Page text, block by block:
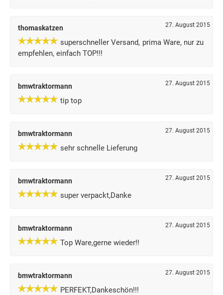
thomaskatzen 27. August 2015
superschneller Versand, prima Ware, nur zu
empfehlen, einfach TOP!!!
bmwtraktormann 27. August 2015
tip top
bmwtraktormann 27. August 2015
sehr schnelle Lieferung
bmwtraktormann 27. August 2015
super verpackt,Danke
bmwtraktormann 27. August 2015
Top Ware,gerne wieder!!
bmwtraktormann 27. August 2015
PERFEKT,Dankeschön!!!